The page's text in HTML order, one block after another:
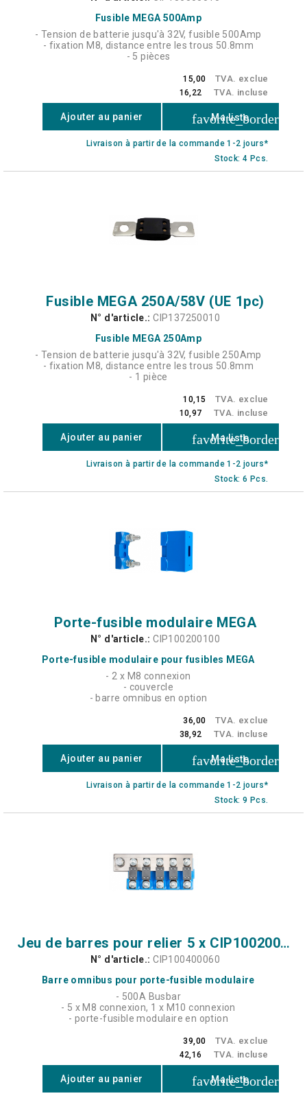
Fusible MEGA 500Amp
- Tension de batterie jusqu'à 32V, fusible 500Amp
- fixation M8, distance entre les trous 50.8mm
- 5 pièces
15,00 TVA. exclue
16,22 TVA. incluse
Ajouter au panier favorite_border
Ma liste
Livraison à partir de la commande 1-2 jours*
Stock: 4 Pcs.
Fusible MEGA 250A/58V (UE 1pc)
N° d'article.: CIP137250010
Fusible MEGA 250Amp
- Tension de batterie jusqu'à 32V, fusible 250Amp
- fixation M8, distance entre les trous 50.8mm
- 1 pièce
10,15 TVA. exclue
10,97 TVA. incluse
Ajouter au panier favorite_border
Ma liste
Livraison à partir de la commande 1-2 jours*
Stock: 6 Pcs.
Porte-fusible modulaire MEGA
N° d'article.: CIP100200100
Porte-fusible modulaire pour fusibles MEGA
- 2 x M8 connexion
- couvercle
- barre omnibus en option
36,00 TVA. exclue
38,92 TVA. incluse
Ajouter au panier favorite_border
Ma liste
Livraison à partir de la commande 1-2 jours*
Stock: 9 Pcs.
Jeu de barres pour relier 5 x CIP100200100 (500A)
N° d'article.: CIP100400060
Barre omnibus pour porte-fusible modulaire
- 500A Busbar
- 5 x M8 connexion, 1 x M10 connexion
- porte-fusible modulaire en option
39,00 TVA. exclue
42,16 TVA. incluse
Ajouter au panier favorite_border
Ma liste